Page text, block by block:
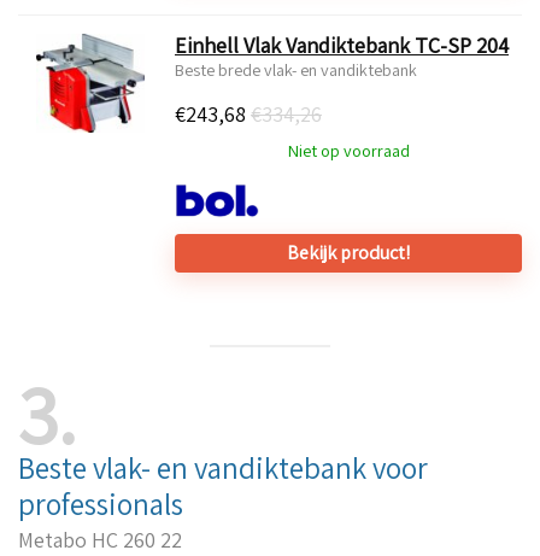
Einhell Vlak Vandiktebank TC-SP 204
Beste brede vlak- en vandiktebank
€243,68 €334,26
Niet op voorraad
Bekijk product!
3
Beste vlak- en vandiktebank voor
professionals
Metabo HC 260 22